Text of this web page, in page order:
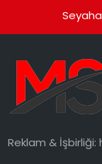
Reklam & İşbirliği: